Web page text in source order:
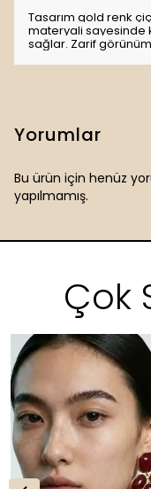
Tasarım gold renk
materyali sayesinde
sağlar. Zarif
Yorumlar
Bu ürün için henüz
yapılmamış.
Çok